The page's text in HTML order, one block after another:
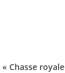
« Chasse royale